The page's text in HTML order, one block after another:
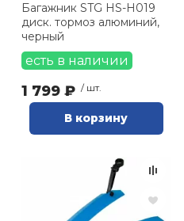
Багажник STG HS-H019
диск. тормоз алюминий,
черный
есть в наличии
1 799 ₽ / шт.
В корзину